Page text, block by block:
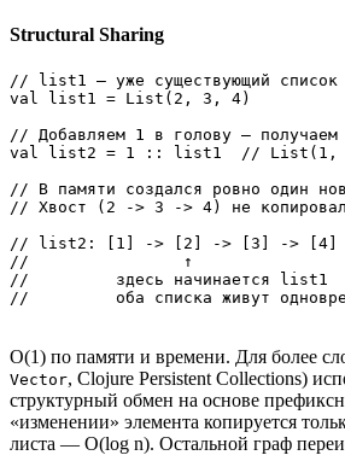
Structural Sharing
// list1 — уже существующий список
val list1 = List(2, 3, 4)
// Добавляем 1 в голову —
val list2 = 1 :: list1  // List(1,
// В памяти создался ровно один
// Хвост (2 -> 3 -> 4) не
// list2: [1] -> [2] -> [3] -> [4]
//                ↑
//         здесь начинается list1
O(1) по памяти и времени. Для более
Vector, Clojure Persistent Collections)
структурный обмен на основе
«изменении» элемента копируется
листа — O(log n). Остальной граф